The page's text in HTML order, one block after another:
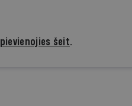
pievienojies šeit.